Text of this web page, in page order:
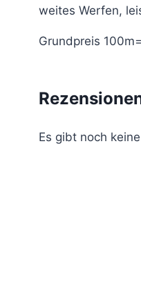
weites Werfen,
Grundpreis
Es gibt noch